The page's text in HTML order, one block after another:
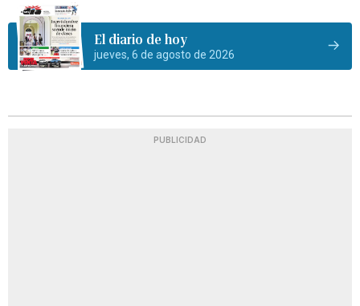
El diario de hoy
jueves, 6 de agosto de 2026
PUBLICIDAD